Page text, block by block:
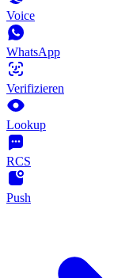
Voice
WhatsApp
Verifizieren
Lookup
RCS
Push